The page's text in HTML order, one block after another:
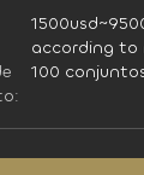
according to
100